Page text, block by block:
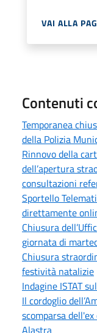
VAI ALLA
Contenuti
Temporanea
della Polizia
Rinnovo della
dell’apertura
consultazioni
Sportello
direttamente
Chiusura
giornata di
Chiusura
festività natalizie
Indagine ISTAT
Il cordoglio
scomparsa
Alastra